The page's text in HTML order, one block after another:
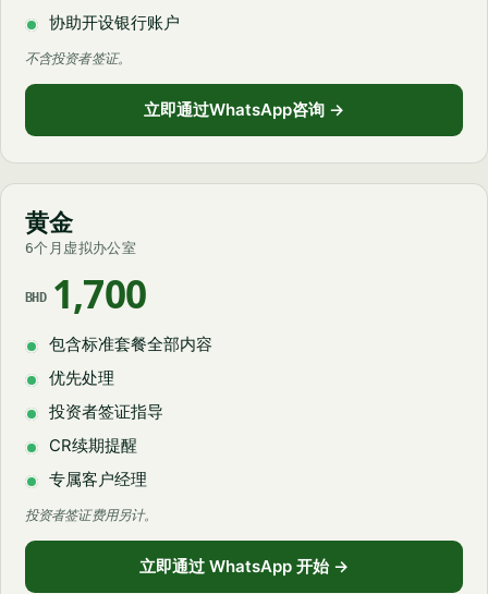
协助开设银行账户
不含投资者签证。
立即通过WhatsApp咨询 →
黄金
6个月虚拟办公室
BHD 1,700
包含标准套餐全部内容
优先处理
投资者签证指导
CR续期提醒
专属客户经理
投资者签证费用另计。
立即通过 WhatsApp 开始 →